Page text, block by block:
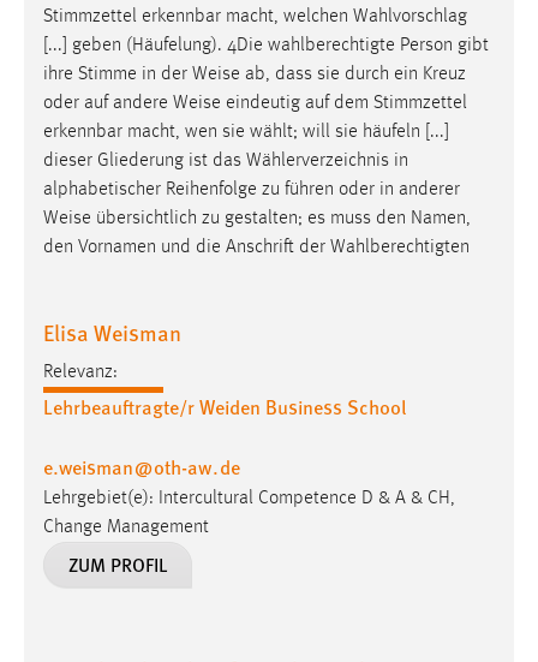
Stimmzettel erkennbar macht, welchen Wahlvorschlag
[...] geben (Häufelung). 4Die wahlberechtigte Person gibt
ihre Stimme in der Weise ab, dass sie durch ein Kreuz
oder auf andere Weise eindeutig auf dem Stimmzettel
erkennbar macht, wen sie wählt; will sie häufeln [...]
dieser Gliederung ist das Wählerverzeichnis in
alphabetischer Reihenfolge zu führen oder in anderer
Weise übersichtlich zu gestalten; es muss den Namen,
den Vornamen und die Anschrift der Wahlberechtigten
Elisa Weisman
Relevanz:
Lehrbeauftragte/r Weiden Business School
e.weisman@oth-aw.de
Lehrgebiet(e): Intercultural Competence D & A & CH,
Change Management
ZUM PROFIL